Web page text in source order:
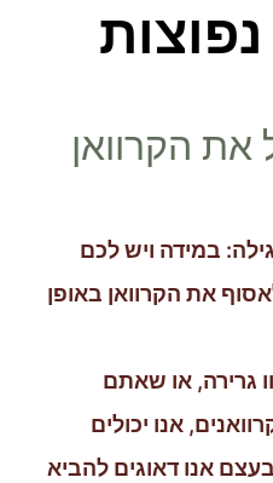
את הקרוואן
במידה ויש לכם
את הקרוואן באופן
גרירה, או שאתם
אנו יכולים
אנו דאוגים להביא